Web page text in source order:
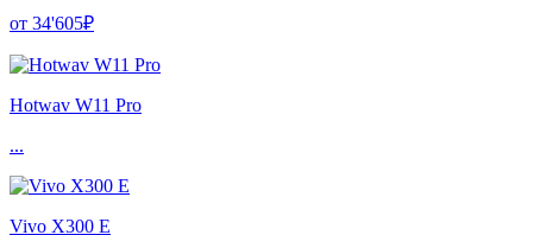
от 34'605₽
Hotwav W11 Pro
...
Vivo X300 E